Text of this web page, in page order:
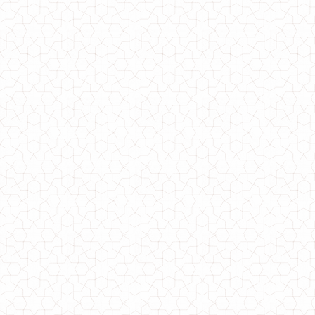
Модне жіноче пончо великого розміру з капюшоном
1170.00грн.